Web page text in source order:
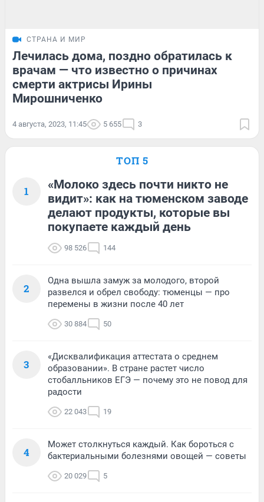
СТРАНА И МИР
Лечилась дома, поздно обратилась к
врачам — что известно о причинах
смерти актрисы Ирины
Мирошниченко
4 августа, 2023, 11:45 5 655 3
ТОП 5
1
«Молоко здесь почти никто не
видит»: как на тюменском заводе
делают продукты, которые вы
покупаете каждый день
98 526 144
2
Одна вышла замуж за молодого, второй
развелся и обрел свободу: тюменцы — про
перемены в жизни после 40 лет
30 884 50
3
«Дисквалификация аттестата о среднем
образовании». В стране растет число
стобалльников ЕГЭ — почему это не повод для
радости
22 043 19
4
Может столкнуться каждый. Как бороться с
бактериальными болезнями овощей — советы
20 029 5